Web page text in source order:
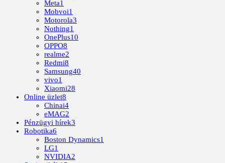
Meta1
Mobvoi1
Motorola3
Nothing1
OnePlus10
OPPO8
realme2
Redmi8
Samsung40
vivo1
Xiaomi28
Online üzlet8
Chinai4
eMAG2
Pénzügyi hírek3
Robotika6
Boston Dynamics1
LG1
NVIDIA2